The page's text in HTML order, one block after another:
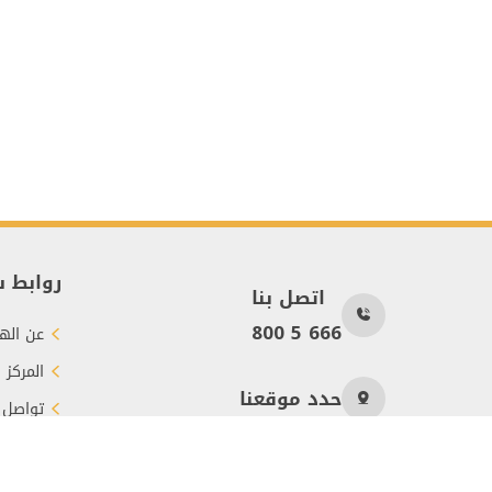
اتصل بنا
800 5 666
حدد موقعنا
عن